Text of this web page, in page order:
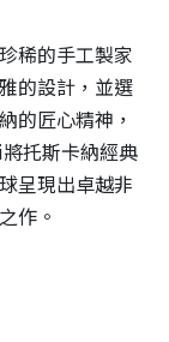
稀的手工製家
的設計，並選
的匠心精神，
托斯卡納經典
呈現出卓越非
作。